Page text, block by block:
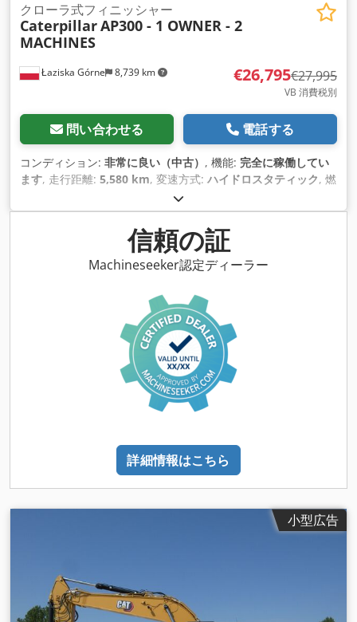
Łaziska Górne 8,739 km
クローラ式フィニッシャー
CaterpillarAP300 - 1 OWNER - 2
MACHINES
€26,795€27,995
VB 消費税別
問い合わせる 電話する
コンディション: 非常に良い（中古） , 機能: 完全に稼働してい
ます, 走行距離: 5,580 km, 変速方式: ハイドロスタティック, 燃
, 総重量:
ム）, 空車重量:6,600 kg（キログラム）, 運転質量:8,200
, 座席数:2, 製造年:2012
デファレンシャルロック, 全輪駆動, 油圧, 調節可能なシャ
信頼の証
Machineseeker認定ディーラー
詳細情報はこちら
小型広告